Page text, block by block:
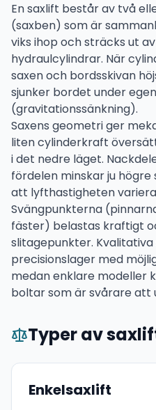
En saxlift består av två
(saxben) som är
viks ihop och sträcks ut
hydraulcylindrar. När
saxen och bordsskivan
sjunker bordet under
(gravitationssänkning).
Saxens geometri ger
liten cylinderkraft
i det nedre läget.
fördelen minskar ju
att lyfthastigheten
Svängpunkterna
fäster) belastas kraftigt
slitagepunkter.
precisionslager med
medan enklare modeller
boltar som är svårare att
Typer av
Enkelsaxlift